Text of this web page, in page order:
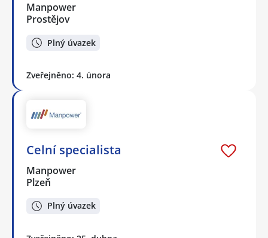
Manpower
Prostějov
Plný úvazek
Zveřejněno: 4. února
Celní specialista
Manpower
Plzeň
Plný úvazek